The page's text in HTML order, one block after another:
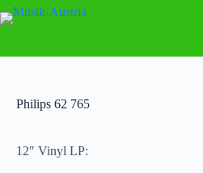
Philips 62 765
12″ Vinyl LP: